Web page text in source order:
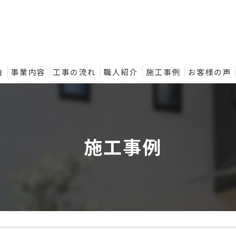
事業内容 工事の流れ 職人紹介 施工事例 お客様の声
施工事例